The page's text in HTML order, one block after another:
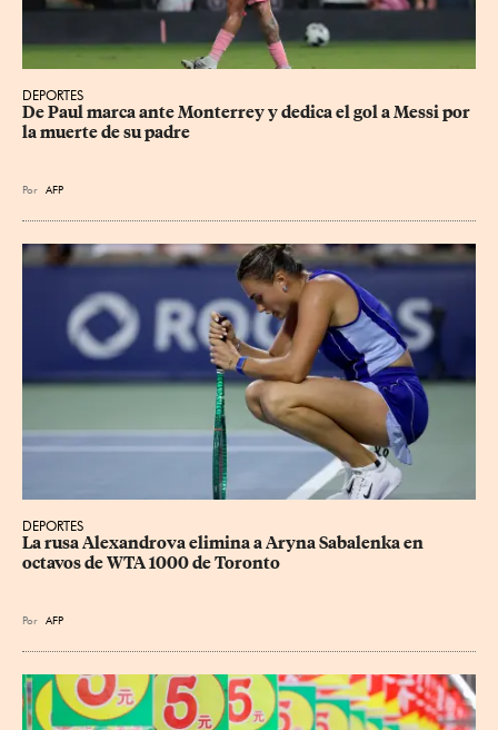
DEPORTES
De Paul marca ante Monterrey y dedica el gol a Messi por
la muerte de su padre
Por AFP
DEPORTES
La rusa Alexandrova elimina a Aryna Sabalenka en
octavos de WTA 1000 de Toronto
Por AFP